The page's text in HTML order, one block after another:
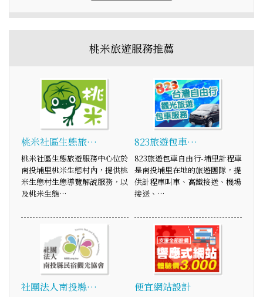
桃米旅遊服務推薦
桃米社區生態旅…
桃米社區生態旅遊服務中心位於
南投埔里桃米生態村內，提供桃
米生態村生態導覽解說服務，以
及桃米生態…
823旅遊包車…
823旅遊包車自由行-埔里計程車
是南投埔里在地的旅遊團隊，提
供計程車叫車、高鐵接送、機場
接送、…
社團法人南投縣… 便宜網站設計